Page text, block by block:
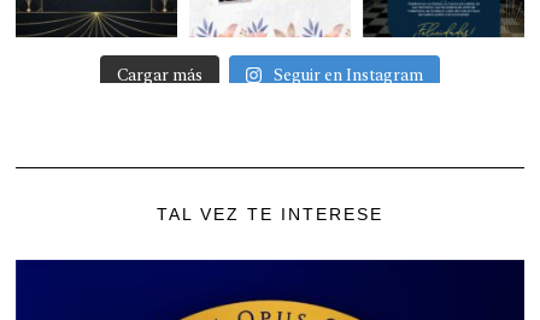
Cargar más Seguir en Instagram
TAL VEZ TE INTERESE